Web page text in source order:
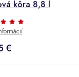
kôra 8,8 l
€